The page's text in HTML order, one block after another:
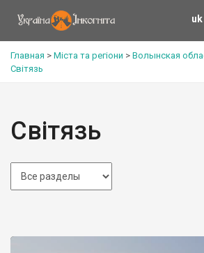
uk
Главная > Міста та регіони > Волынская
Світязь
Світязь